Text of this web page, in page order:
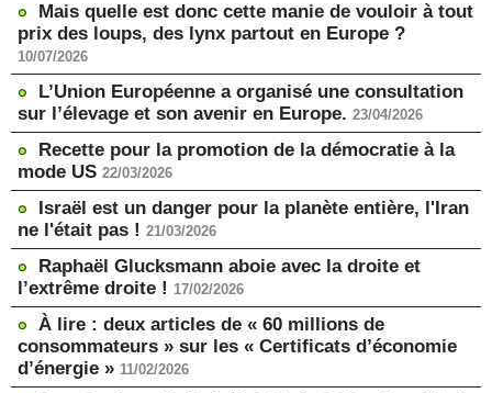
Mais quelle est donc cette manie de vouloir à tout
prix des loups, des lynx partout en Europe ?
10/07/2026
L’Union Européenne a organisé une consultation
sur l’élevage et son avenir en Europe. 23/04/2026
Recette pour la promotion de la démocratie à la
mode US 22/03/2026
Israël est un danger pour la planète entière, l'Iran
ne l'était pas ! 21/03/2026
Raphaël Glucksmann aboie avec la droite et
l’extrême droite ! 17/02/2026
À lire : deux articles de « 60 millions de
consommateurs » sur les « Certificats d’économie
d’énergie » 11/02/2026